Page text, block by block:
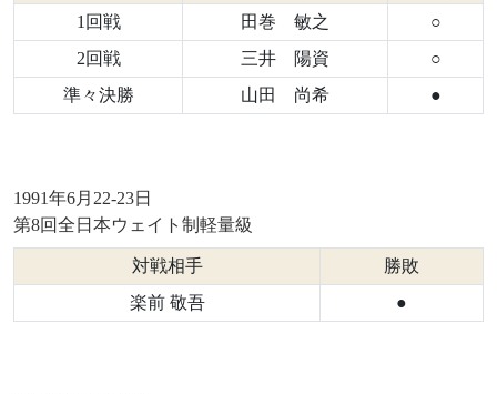
1回戦
田巻 敏之
○
2回戦
三井 陽資
○
準々決勝
山田 尚希 ●
1991年6月22-23日
第8回全日本ウェイト制軽量級
対戦相手
勝敗
楽前 敬吾
●